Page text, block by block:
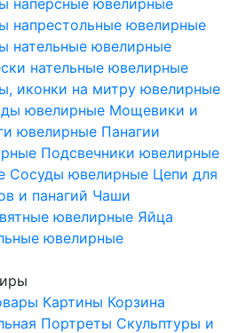
наперсные ювелирные
напрестольные ювелирные
нательные ювелирные
нательные ювелирные
иконки на митру ювелирные
ювелирные Мощевики и
ювелирные Панагии
Подсвечники ювелирные
Сосуды ювелирные Цепи для
и панагий Чаши
ювелирные Яйца
ювелирные
Картины Корзина
Портреты Скульптуры и